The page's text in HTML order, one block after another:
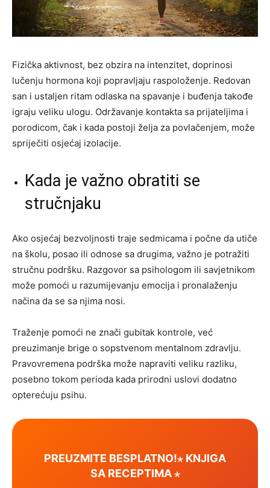
Fizička aktivnost, bez obzira na intenzitet, doprinosi
lučenju hormona koji popravljaju raspoloženje. Redovan
san i ustaljen ritam odlaska na spavanje i buđenja takođe
igraju veliku ulogu. Održavanje kontakta sa prijateljima i
porodicom, čak i kada postoji želja za povlačenjem, može
spriječiti osjećaj izolacije.
Kada je važno obratiti se
stručnjaku
Ako osjećaj bezvoljnosti traje sedmicama i počne da utiče
na školu, posao ili odnose sa drugima, važno je potražiti
stručnu podršku. Razgovor sa psihologom ili savjetnikom
može pomoći u razumijevanju emocija i pronalaženju
načina da se sa njima nosi.
Traženje pomoći ne znači gubitak kontrole, već
preuzimanje brige o sopstvenom mentalnom zdravlju.
Pravovremena podrška može napraviti veliku razliku,
posebno tokom perioda kada prirodni uslovi dodatno
opterećuju psihu.
PREUZMITE BESPLATNO!⋆ KNJIGA
SA RECEPTIMA ⋆